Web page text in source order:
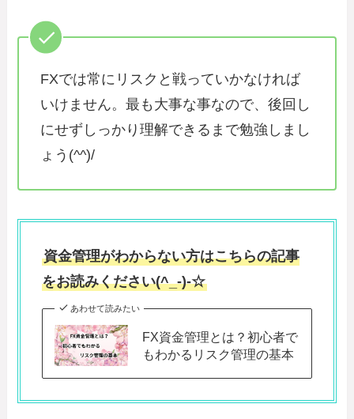
FXでは常にリスクと戦っていかなければ
いけません。最も大事な事なので、後回し
にせずしっかり理解できるまで勉強しまし
ょう(^^)/
資金管理がわからない方はこちらの記事
をお読みください(^_-)-☆
あわせて読みたい
FX資金管理とは？初心者で
もわかるリスク管理の基本